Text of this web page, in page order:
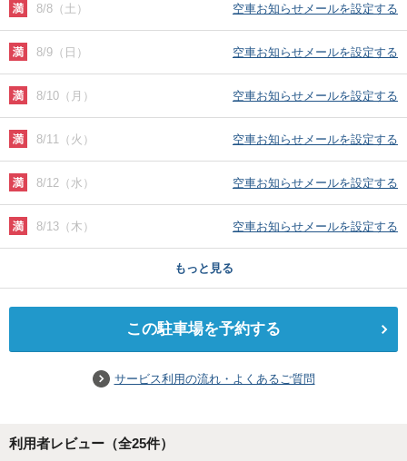
8/8（土） 空車お知らせメールを設定する
8/9（日） 空車お知らせメールを設定する
8/10（月） 空車お知らせメールを設定する
8/11（火） 空車お知らせメールを設定する
8/12（水） 空車お知らせメールを設定する
8/13（木） 空車お知らせメールを設定する
もっと見る
この駐車場を予約する
サービス利用の流れ・よくあるご質問
利用者レビュー（全25件）